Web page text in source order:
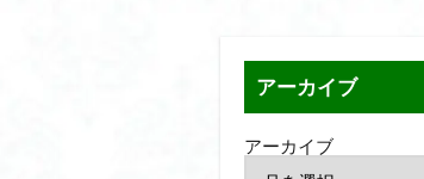
アーカイブ
アーカイブ